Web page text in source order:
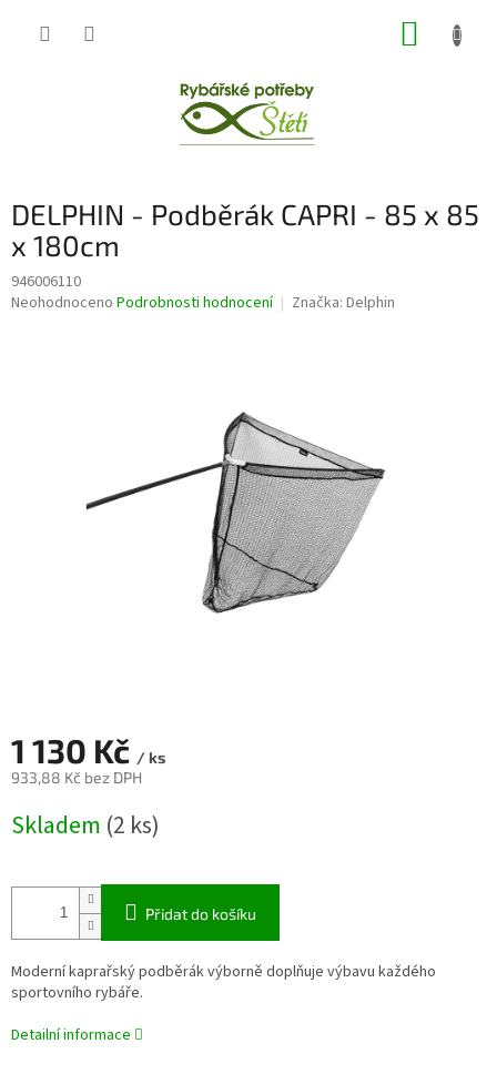
DELPHIN - Podběrák CAPRI - 85 x 85
x 180cm
946006110
Průměrné
Neohodnoceno Podrobnosti hodnocení Značka: Delphin
1 130 Kč / ks
933,88 Kč bez DPH
cena:
Skladem (2 ks)
Přidat do košíku
Moderní kaprařský podběrák výborně doplňuje výbavu každého
sportovního rybáře.
Detailní informace